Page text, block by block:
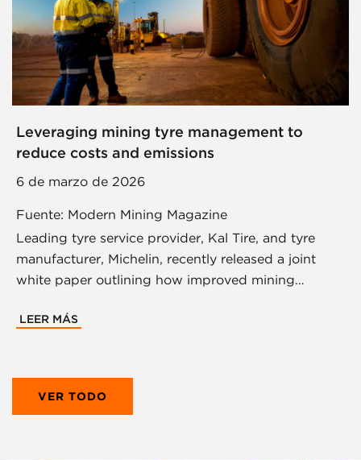
VER TODO
Leveraging mining tyre management to
reduce costs and emissions
6 de marzo de 2026
Fuente: Modern Mining Magazine
Leading tyre service provider, Kal Tire, and tyre
manufacturer, Michelin, recently released a joint
white paper outlining how improved mining…
LEER MÁS